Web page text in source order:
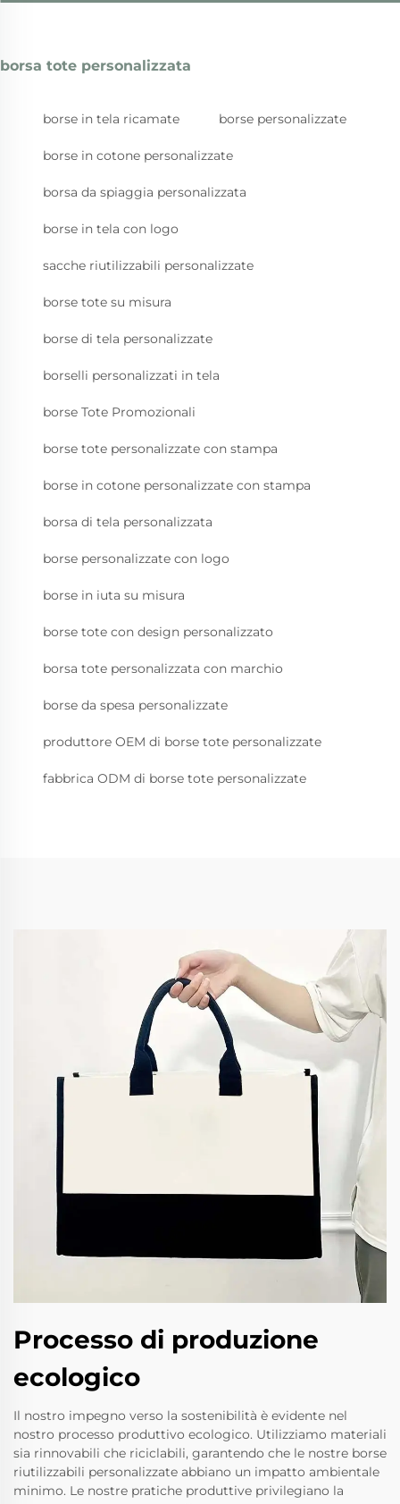
borsa tote personalizzata
borse in tela ricamate borse personalizzate
borse in cotone personalizzate
borsa da spiaggia personalizzata
borse in tela con logo
sacche riutilizzabili personalizzate
borse tote su misura
borse di tela personalizzate
borselli personalizzati in tela
borse Tote Promozionali
borse tote personalizzate con stampa
borse in cotone personalizzate con stampa
borsa di tela personalizzata
borse personalizzate con logo
borse in iuta su misura
borse tote con design personalizzato
borsa tote personalizzata con marchio
borse da spesa personalizzate
produttore OEM di borse tote personalizzate
fabbrica ODM di borse tote personalizzate
Processo di produzione
ecologico
Il nostro impegno verso la sostenibilità è evidente nel
nostro processo produttivo ecologico. Utilizziamo materiali
sia rinnovabili che riciclabili, garantendo che le nostre borse
riutilizzabili personalizzate abbiano un impatto ambientale
minimo. Le nostre pratiche produttive privilegiano la